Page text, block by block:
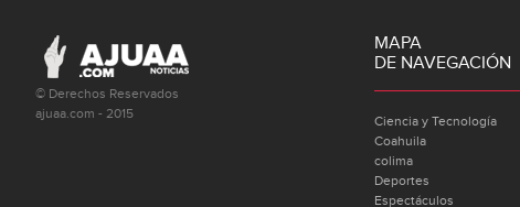
© Derechos Reservados
ajuaa.com - 2015
MAPA
DE NAVEGACIÓN
Ciencia y Tecnología
Coahuila
colima
Deportes
Espectáculos